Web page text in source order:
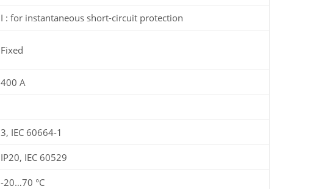
I : for instantaneous short-circuit protection
Fixed
400 A
3, IEC 60664-1
IP20, IEC 60529
-20…70 °C